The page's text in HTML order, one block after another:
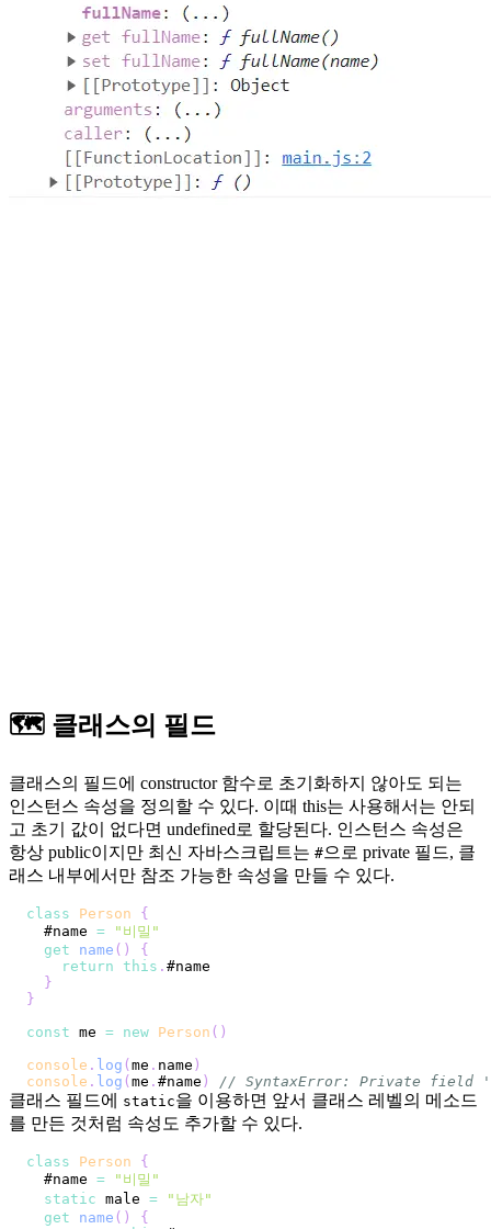
🗺 클래스의 필드
클래스의 필드에 constructor 함수로 초기화하지 않아도 되는
인스턴스 속성을 정의할 수 있다. 이때 this는 사용해서는 안되
고 초기 값이 없다면 undefined로 할당된다. 인스턴스 속성은
항상 public이지만 최신 자바스크립트는 #으로 private 필드, 클
래스 내부에서만 참조 가능한 속성을 만들 수 있다.
class Person
{
  #name
=
"비밀"
get
name ( )
{
return
this . #name
}
}
const me = new Person ( )
console . log ( me . name )
console . log ( me . #name ) // SyntaxError: Private field
클래스 필드에 static을 이용하면 앞서 클래스 레벨의 메소드
를 만든 것처럼 속성도 추가할 수 있다.
class Person
{
  #name
=
"비밀"
static male =
"남자"
get
name ( )
{